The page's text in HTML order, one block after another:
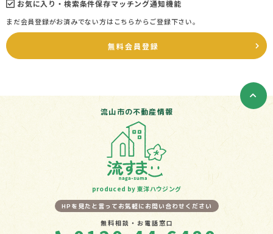
お気に入り・検索条件保存マッチング通知機能
まだ会員登録がお済みでない方はこちらからご登録下さい。
無料会員登録
流山市の不動産情報
produced by 東洋ハウジング
HPを見たと言ってお気軽にお問い合わせください
無料相談・お電話窓口